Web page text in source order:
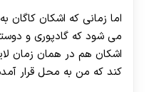
اما زمانی که اشکان
می شود که گادپوری و
اشکان هم در همان زمان
کند که من به محل قرار